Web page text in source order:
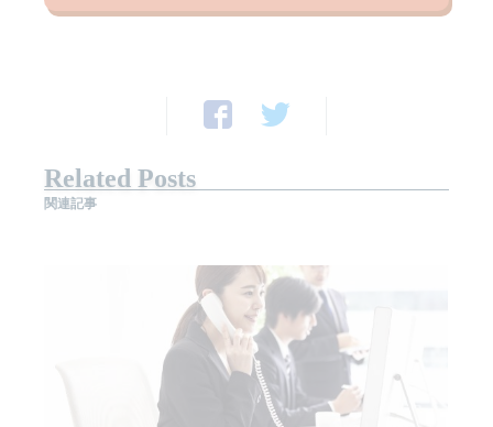
Related Posts
関連記事